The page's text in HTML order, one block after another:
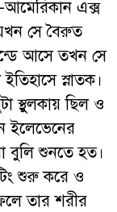
আমেরিকান এক্স
সে বৈরুত
আসে তখন সে
স্নাতক।
স্থুলকায় ছিল ও
ইলেভেনের
বুলি শুনতে হত।
শুরু করে ও
তার শরীর